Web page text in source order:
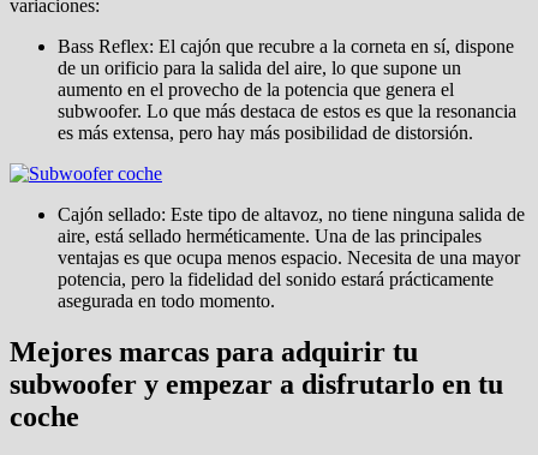
variaciones:
Bass Reflex: El cajón que recubre a la corneta en sí, dispone
de un orificio para la salida del aire, lo que supone un
aumento en el provecho de la potencia que genera el
subwoofer. Lo que más destaca de estos es que la resonancia
es más extensa, pero hay más posibilidad de distorsión.
Cajón sellado: Este tipo de altavoz, no tiene ninguna salida de
aire, está sellado herméticamente. Una de las principales
ventajas es que ocupa menos espacio. Necesita de una mayor
potencia, pero la fidelidad del sonido estará prácticamente
asegurada en todo momento.
Mejores marcas para adquirir tu
subwoofer y empezar a disfrutarlo en tu
coche